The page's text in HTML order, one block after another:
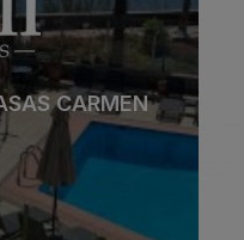
CARMEN
Spa
All Inclusive
Familien